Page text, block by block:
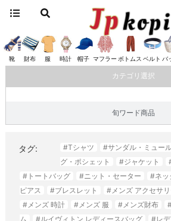
靴 財布 服 時計 帽子 マフラー ボトムス ベルト バ
スマホケース / フェンディ
フェンディ
カテゴリ選択
旬ワード商品
タグ: #Tシャツ #サンダル・ミュー
グ・ポシェット
#ジャケット
#トートバッグ
#ニット・セーター #ネッ
ピアス
#ブレスレット #メンズ アクセサ
#メンズ 時計
#メンズ 服 #メンズ財布
ム
#ルイヴィトン レディースバッグ
#レ